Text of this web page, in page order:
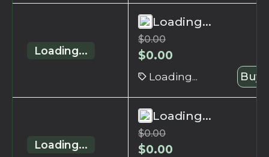
Loading...
Loading...
$0.00
$0.00
Loading... Buy
Loading...
Loading...
$0.00
$0.00